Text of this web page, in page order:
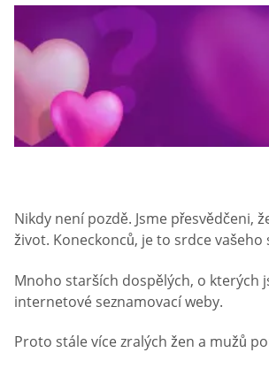
Nikdy není pozdě. Jsme přesvědčeni,
život. Koneckonců, je to srdce
Mnoho starších dospělých, o kterých
internetové seznamovací weby.
Proto stále více zralých žen a mužů